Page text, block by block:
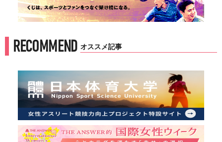
RECOMMEND オススメ記事